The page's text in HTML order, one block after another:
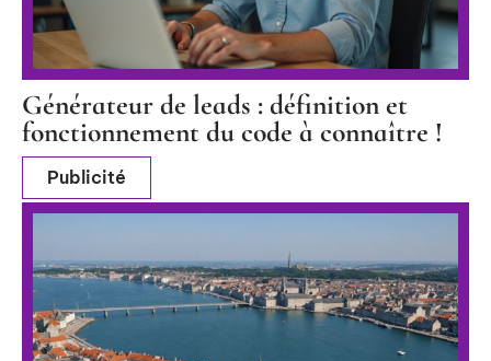
Générateur de leads : définition et
fonctionnement du code à connaître !
Publicité